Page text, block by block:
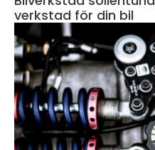
verkstad för din bil